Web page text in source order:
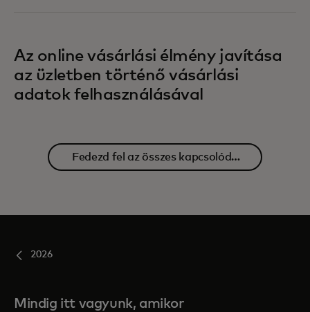
Az online vásárlási élmény javítása
az üzletben történő vásárlási
adatok felhasználásával
Fedezd fel az összes kapcsolódó
2026
Mindig itt vagyunk, amikor